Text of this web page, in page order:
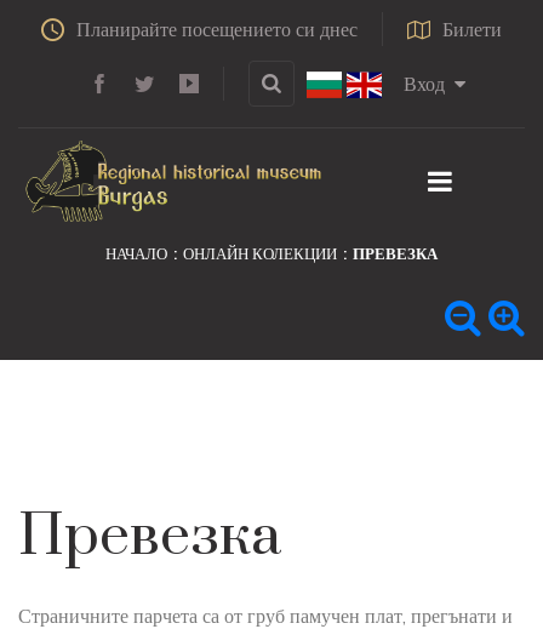
Планирайте посещението си днес Билети
Вход
НАЧАЛО ОНЛАЙН КОЛЕКЦИИ ПРЕВЕЗКА
Превезка
Страничните парчета са от груб памучен плат, прегънати и